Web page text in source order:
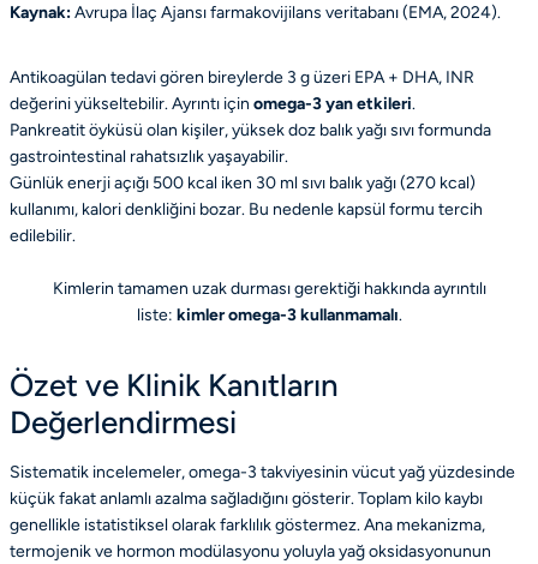
Kaynak:Avrupa İlaç Ajansı farmakovijilans veritabanı (EMA, 2024).
Antikoagülan tedavi gören bireylerde 3 g üzeri EPA + DHA, INR
değerini yükseltebilir. Ayrıntı için omega-3 yan etkileri.
Pankreatit öyküsü olan kişiler, yüksek doz balık yağı sıvı formunda
gastrointestinal rahatsızlık yaşayabilir.
Günlük enerji açığı 500 kcal iken 30 ml sıvı balık yağı (270 kcal)
kullanımı, kalori denkliğini bozar. Bu nedenle kapsül formu tercih
edilebilir.
Kimlerin tamamen uzak durması gerektiği hakkında ayrıntılı
liste: kimler omega-3 kullanmamalı.
Özet ve Klinik Kanıtların
Değerlendirmesi
Sistematik incelemeler, omega-3 takviyesinin vücut yağ yüzdesinde
küçük fakat anlamlı azalma sağladığını gösterir. Toplam kilo kaybı
genellikle istatistiksel olarak farklılık göstermez. Ana mekanizma,
termojenik ve hormon modülasyonu yoluyla yağ oksidasyonunun